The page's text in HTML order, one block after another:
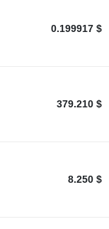
0.199917 $
379.210 $
8.250 $